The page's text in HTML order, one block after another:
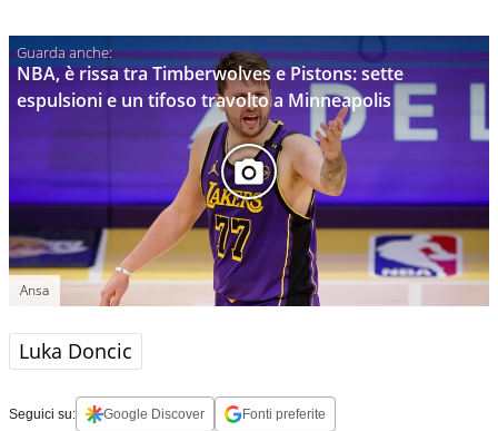
NBA, è rissa tra Timberwolves e Pistons: sette
espulsioni e un tifoso travolto a Minneapolis
Ansa
Luka Doncic
Seguici su: Google Discover Fonti preferite